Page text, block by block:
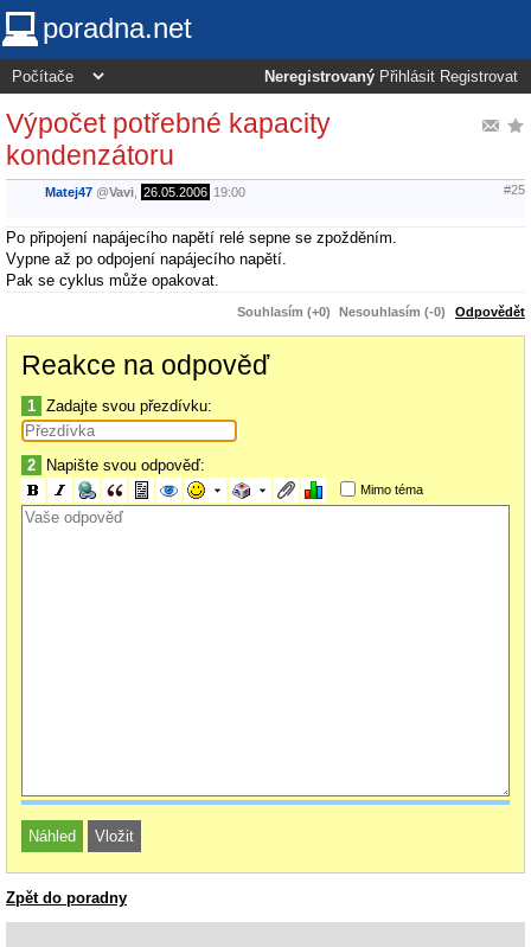
poradna.net
Neregistrovaný Přihlásit Registrovat
Výpočet potřebné kapacity
kondenzátoru
Matej47 @Vavi 26.05.2006 19:00 #25
Po připojení napájecího napětí relé sepne se zpožděním.
Vypne až po odpojení napájecího napětí.
Pak se cyklus může opakovat.
Souhlasím (+0) Nesouhlasím (-0) Odpovědět
Reakce na odpověď
1 Zadajte svou přezdívku:
2 Napište svou odpověď:
Mimo téma
Zpět do poradny